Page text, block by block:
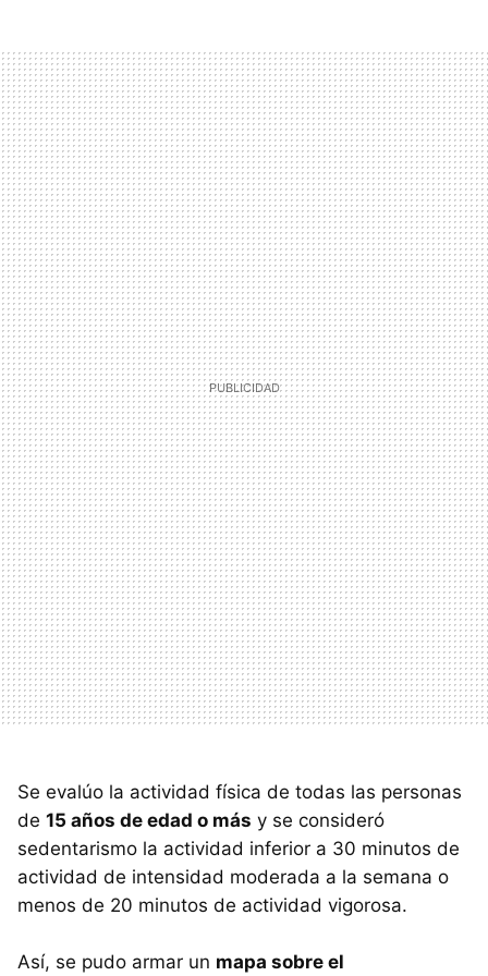
Se evalúo la actividad física de todas las personas
de 15 años de edad o más y se consideró
sedentarismo la actividad inferior a 30 minutos de
actividad de intensidad moderada a la semana o
menos de 20 minutos de actividad vigorosa.
Así, se pudo armar un mapa sobre el